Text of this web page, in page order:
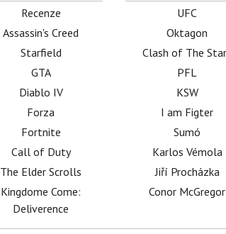
Recenze
Assassin's Creed
Starfield
GTA
Diablo IV
Forza
Fortnite
Call of Duty
The Elder Scrolls
Kingdome Come:
Deliverence
UFC
Oktagon
Clash of The
PFL
KSW
I am Figter
Sumó
Karlos Vémola
Jiří Procházka
Conor McGregor